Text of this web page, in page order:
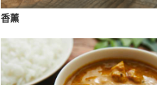
香薰